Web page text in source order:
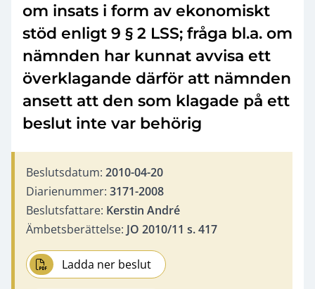
om insats i form av ekonomiskt
stöd enligt 9 § 2 LSS; fråga bl.a. om
nämnden har kunnat avvisa ett
överklagande därför att nämnden
ansett att den som klagade på ett
beslut inte var behörig
Beslutsdatum: 2010-04-20
Diarienummer: 3171-2008
Beslutsfattare: Kerstin André
Ämbetsberättelse: JO 2010/11 s. 417
Ladda ner beslut